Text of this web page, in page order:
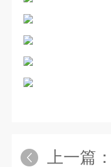
上一篇：